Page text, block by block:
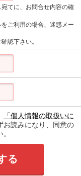
てに、お問合せ内容の確
ご利用の場合、迷惑メー
認下さい。
「個人情報の取扱いに
お読みになり、同意の
る